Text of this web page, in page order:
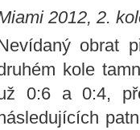
2012, 2.
obrat
kole
0:6 a 0:4,